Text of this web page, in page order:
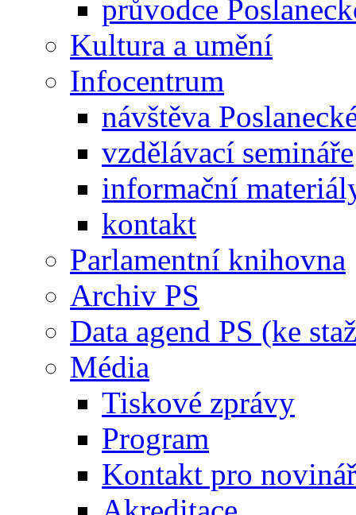
průvodce
Kultura a umění
Infocentrum
návštěva
vzdělávací semináře
informační
kontakt
Parlamentní knihovna
Archiv PS
Data agend PS (ke
Média
Tiskové zprávy
Program
Kontakt pro